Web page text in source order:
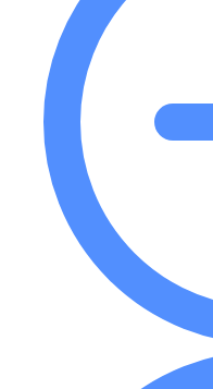
les produits
Plateaux et
après l'autre
Votre marque,
informations
imprimés sur
des matériaux et
d'impression
objectifs